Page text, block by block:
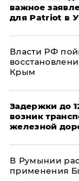
важное
для Patriot в
Власти РФ
Крым
Задержки до
возник
железной
В Румынии
применения